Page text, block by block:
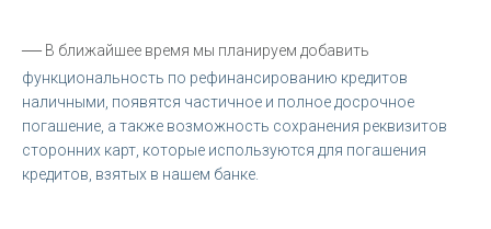
— В ближайшее время мы планируем добавить
функциональность по рефинансированию кредитов
наличными, появятся частичное и полное досрочное
погашение, а также возможность сохранения реквизитов
сторонних карт, которые используются для погашения
кредитов, взятых в нашем банке.